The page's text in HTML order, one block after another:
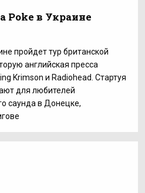
Poke в Украине
пройдет тур британской
английская пресса
Krimson и Radiohead. Стартуя
для любителей
саунда в Донецке,